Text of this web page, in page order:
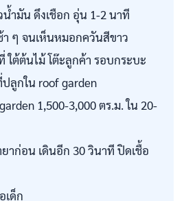
น้ำมัน ดึงเชือก อุ่น 1-2 นาที
า ๆ จนเห็นหมอกควันสีขาว
ใต้ต้นไม้ โต๊ะลูกค้า รอบกระบะ
ลูกใน roof garden
1,500-3,000 ตร.ม. ใน 20-
าก่อน เดินอีก 30 วินาที ปิดเชื้อ
ด็ก